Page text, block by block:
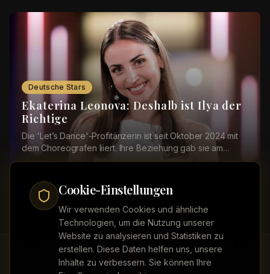
Cookie-Einstellungen
Wir verwenden Cookies und ähnliche
Technologien, um die Nutzung unserer
Website zu analysieren und Statistiken zu
erstellen. Diese Daten helfen uns, unsere
Inhalte zu verbessern. Sie können Ihre
Deutsche Stars
Ekaterina Leonova: Deshalb ist Ilya der
Richtige
Die 'Let’s Dance'-Profitänzerin ist seit Oktober 2024 mit
dem Choreografen liiert. Ihre Beziehung gab sie am
Valentinstag 2025 mit einem romantischen ...